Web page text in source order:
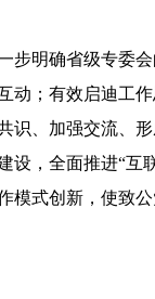
步明确省级专委
动；有效启迪工
识、加强交流、
设，全面推进“互
模式创新，使致